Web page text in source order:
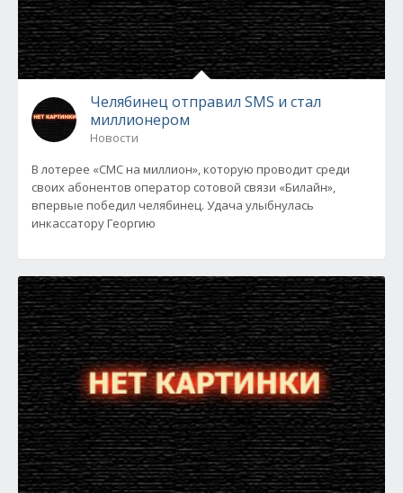
Челябинец отправил SMS и стал
миллионером
Новости
В лотерее «СМС на миллион», которую проводит среди
своих абонентов оператор сотовой связи «Билайн»,
впервые победил челябинец. Удача улыбнулась
инкассатору Георгию